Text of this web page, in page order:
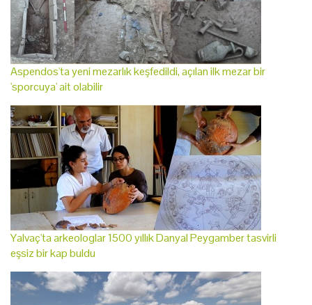
Aspendos'ta yeni mezarlık keşfedildi, açılan ilk mezar bir
'sporcuya' ait olabilir
Yalvaç'ta arkeologlar 1500 yıllık Danyal Peygamber tasvirli
eşsiz bir kap buldu